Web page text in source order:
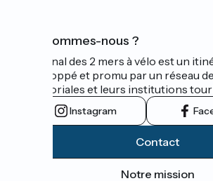
Qui sommes-nous ?
Le Canal des 2 mers à vélo est un
développé et promu par un réseau
territoriales et leurs institutions
Instagram
Contact
Notre mission